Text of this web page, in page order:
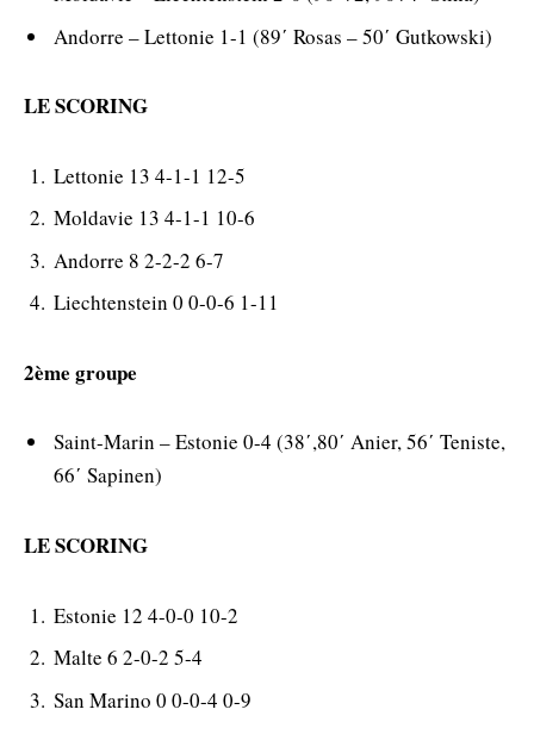
Andorre – Lettonie 1-1 (89΄ Rosas – 50΄ Gutkowski)
LE SCORING
Lettonie 13 4-1-1 12-5
Moldavie 13 4-1-1 10-6
Andorre 8 2-2-2 6-7
Liechtenstein 0 0-0-6 1-11
2ème groupe
Saint-Marin – Estonie 0-4 (38΄,80΄ Anier, 56΄ Teniste,
66΄ Sapinen)
LE SCORING
Estonie 12 4-0-0 10-2
Malte 6 2-0-2 5-4
San Marino 0 0-0-4 0-9